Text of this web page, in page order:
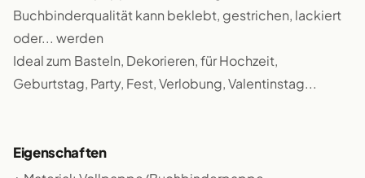
Buchbinderqualität kann beklebt, gestrichen, lackiert
oder... werden
Ideal zum Basteln, Dekorieren, für Hochzeit,
Geburtstag, Party, Fest, Verlobung, Valentinstag...
Eigenschaften